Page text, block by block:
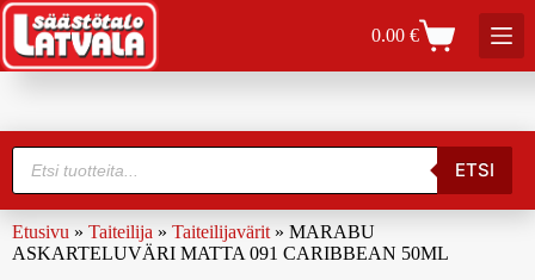
0.00€
ETSI
Etusivu » Taiteilija » Taiteilijavärit » MARABU
ASKARTELUVÄRI MATTA 091 CARIBBEAN 50ML